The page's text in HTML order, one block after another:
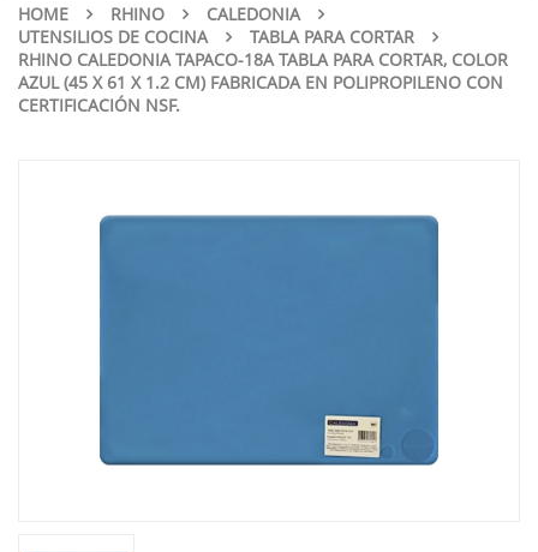
HOME RHINO
CALEDONIA
UTENSILIOS DE COCINA
TABLA PARA CORTAR
RHINO CALEDONIA TAPACO-18A TABLA PARA CORTAR, COLOR
AZUL (45 X 61 X 1.2 CM) FABRICADA EN POLIPROPILENO CON
CERTIFICACIÓN NSF.